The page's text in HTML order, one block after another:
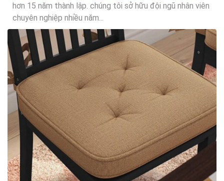
hơn 15 năm thành lập. chúng tôi sở hữu đội ngũ nhân viên
chuyên nghiệp nhiều năm...